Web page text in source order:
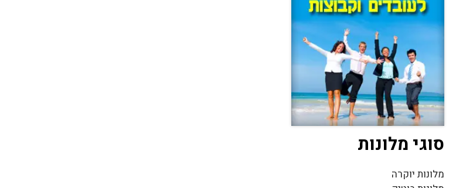
סוגי מלונות
מלונות יוקרה